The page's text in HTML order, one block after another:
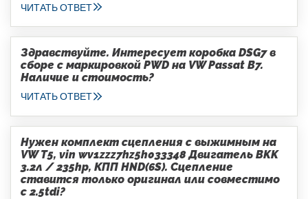
ЧИТАТЬ ОТВЕТ
Здравствуйте. Интересует коробка DSG7 в
сборе с маркировкой PWD на VW Passat B7.
Наличие и стоимость?
ЧИТАТЬ ОТВЕТ
Нужен комплект сцепления с выжимным на
VW T5, vin wv1zzz7hz5h033348 Двигатель BKK
3.2л / 235hp, КПП HND(6S). Сцепление
ставится только оригинал или совместимо
с 2.5tdi?